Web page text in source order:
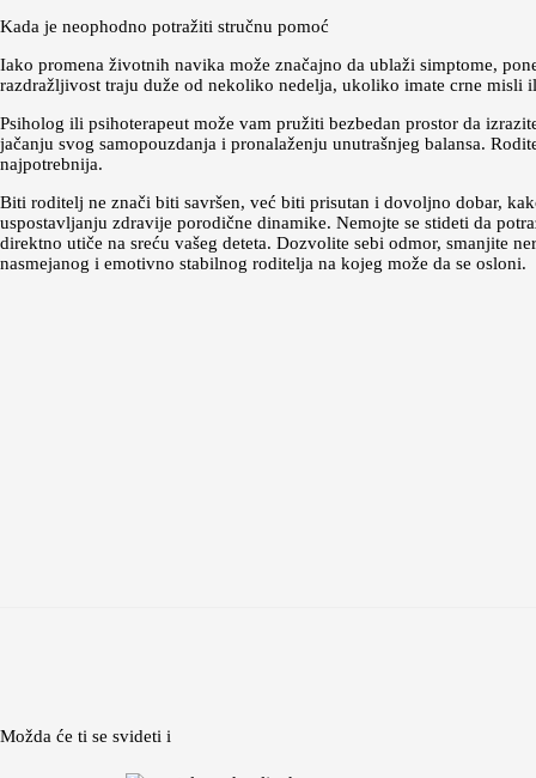
Kada je neophodno potražiti stručnu pomoć
Iako promena životnih navika može značajno da ublaži simptome,
razdražljivost traju duže od nekoliko nedelja, ukoliko imate crne misli
Psiholog ili psihoterapeut može vam pružiti bezbedan prostor da
jačanju svog samopouzdanja i pronalaženju unutrašnjeg balansa.
najpotrebnija.
Biti roditelj ne znači biti savršen, već biti prisutan i dovoljno dobar,
uspostavljanju zdravije porodične dinamike. Nemojte se stideti da
direktno utiče na sreću vašeg deteta. Dozvolite sebi odmor, smanjite
nasmejanog i emotivno stabilnog roditelja na kojeg može da se osloni.
Možda će ti se svideti i